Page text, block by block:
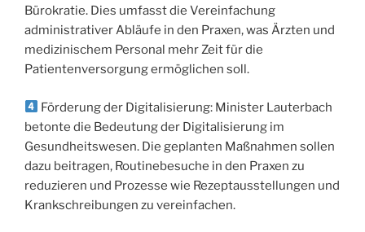
Bürokratie. Dies umfasst die Vereinfachung
administrativer Abläufe in den Praxen, was Ärzten und
medizinischem Personal mehr Zeit für die
Patientenversorgung ermöglichen soll.
Förderung der Digitalisierung: Minister Lauterbach
betonte die Bedeutung der Digitalisierung im
Gesundheitswesen. Die geplanten Maßnahmen sollen
dazu beitragen, Routinebesuche in den Praxen zu
reduzieren und Prozesse wie Rezeptausstellungen und
Krankschreibungen zu vereinfachen.